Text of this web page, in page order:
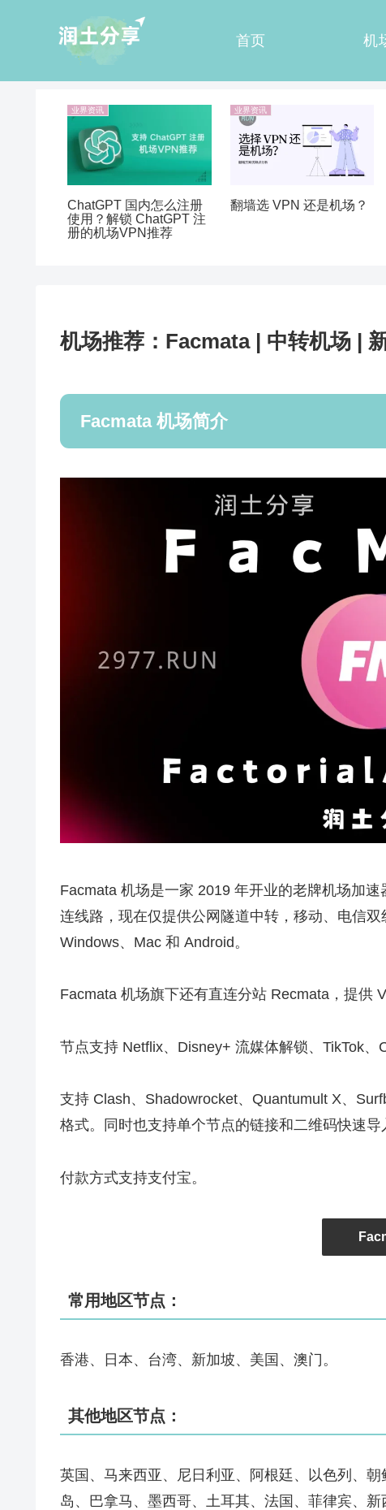
首页 机
业界资讯
ChatGPT 国内怎么注册
使用？解锁 ChatGPT 注
册的机场VPN推荐
业界资讯
翻墙选 VPN 还是机场？
机场推荐：Facmata | 中转机场 |
Facmata 机场简介
Facmata 机场是一家 2019 年开业的老牌机场加
连线路，现在仅提供公网隧道中转，移动、电信
Windows、Mac 和 Android。
Facmata 机场旗下还有直连分站 Recmata，提供
节点支持 Netflix、Disney+ 流媒体解锁、TikTok、
支持 Clash、Shadowrocket、Quantumult X、
格式。同时也支持单个节点的链接和二维码快速导
付款方式支持支付宝。
常用地区节点：
香港、日本、台湾、新加坡、美国、澳门。
其他地区节点：
英国、马来西亚、尼日利亚、阿根廷、以色列、
岛、巴拿马、墨西哥、土耳其、法国、菲律宾、新